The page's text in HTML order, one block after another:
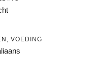
, VOEDING